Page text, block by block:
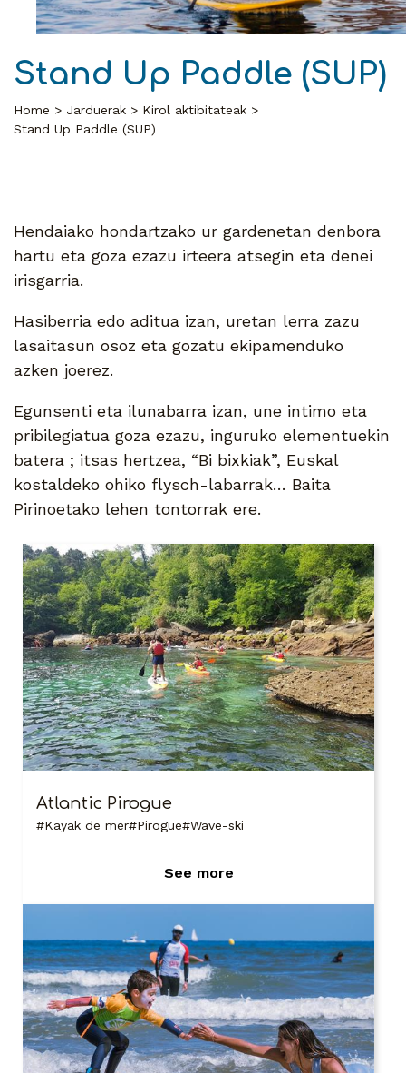
Stand Up Paddle (SUP)
Home Jarduerak
Kirol aktibitateak
Stand Up Paddle (SUP)
Hendaiako hondartzako ur gardenetan denbora
hartu eta goza ezazu irteera atsegin eta denei
irisgarria.
Hasiberria edo aditua izan, uretan lerra zazu
lasaitasun osoz eta gozatu ekipamenduko
azken joerez.
Egunsenti eta ilunabarra izan, une intimo eta
pribilegiatua goza ezazu, inguruko elementuekin
batera ; itsas hertzea, “Bi bixkiak”, Euskal
kostaldeko ohiko flysch-labarrak… Baita
Pirinoetako lehen tontorrak ere.
Atlantic Pirogue
Kayak de mer Pirogue Wave-ski
See more